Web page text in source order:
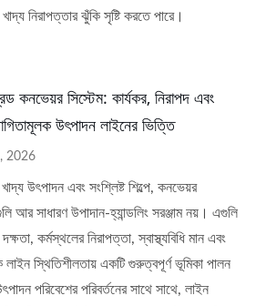
নিরাপত্তার ঝুঁকি সৃষ্টি করতে পারে।
কনভেয়র সিস্টেম: কার্যকর, নিরাপদ এবং
উৎপাদন লাইনের ভিত্তি
2026
উৎপাদন এবং সংশ্লিষ্ট শিল্পে, কনভেয়র
আর সাধারণ উপাদান-হ্যান্ডলিং সরঞ্জাম নয়। এগুলি
কর্মস্থলের নিরাপত্তা, স্বাস্থ্যবিধি মান এবং
লাইন স্থিতিশীলতায় একটি গুরুত্বপূর্ণ ভূমিকা পালন
পরিবেশের পরিবর্তনের সাথে সাথে, লাইন